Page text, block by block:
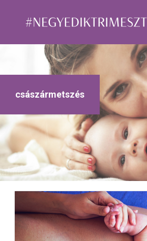
császármetszés